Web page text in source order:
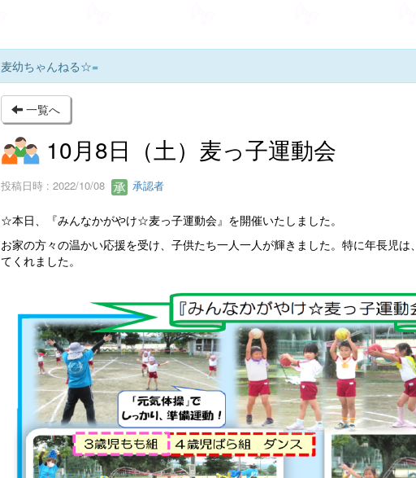
麦幼ちゃんねる☆=
一覧へ
10月8日（土）麦っ子運動会
投稿日時 : 2022/10/08 承認者
☆本日、『みんなかがやけ☆麦っ子運動会』を開催いたしました。
お家の方々の温かい応援を受け、子供たち一人一人が輝きました。特に年長児
てくれました。